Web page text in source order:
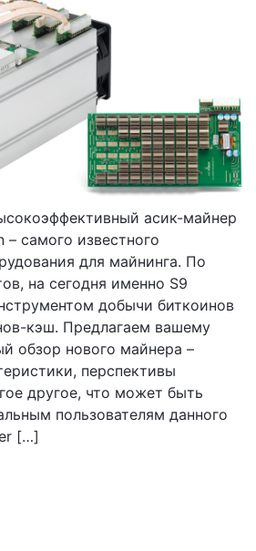
асик-майнер
самого известного
для майнинга. По
на сегодня именно S9
добычи биткоинов
кэш. Предлагаем вашему
обзор нового майнера –
перспективы
другое, что может быть
пользователям данного
[…]